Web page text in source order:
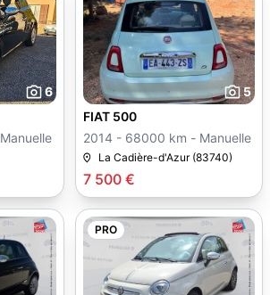
6
2018 - 37000 km - Manuelle
5
7 500 €
FIAT 500
2014 - 68000 km - Manuelle
La Cadière-d'Azur (83740)
PRO